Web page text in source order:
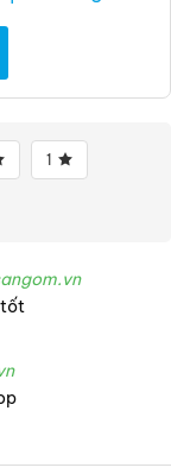
1
tốt